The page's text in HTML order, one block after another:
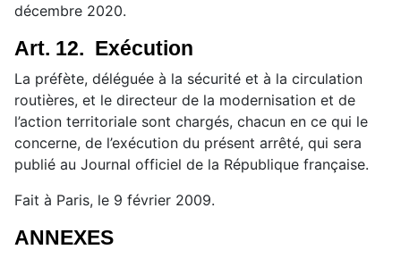
décembre 2020.
Art. 12. Exécution
La préfète, déléguée à la sécurité et à la circulation
routières, et le directeur de la modernisation et de
l’action territoriale sont chargés, chacun en ce qui le
concerne, de l’exécution du présent arrêté, qui sera
publié au Journal officiel de la République française.
Fait à Paris, le 9 février 2009.
ANNEXES